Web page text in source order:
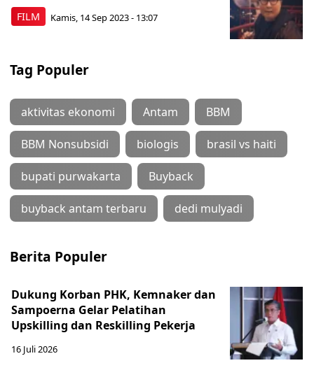
FILM Kamis, 14 Sep 2023 - 13:07
Tag Populer
aktivitas ekonomi Antam BBM
BBM Nonsubsidi biologis brasil vs haiti
bupati purwakarta Buyback
buyback antam terbaru dedi mulyadi
Berita Populer
Dukung Korban PHK, Kemnaker dan
Sampoerna Gelar Pelatihan
Upskilling dan Reskilling Pekerja
16 Juli 2026